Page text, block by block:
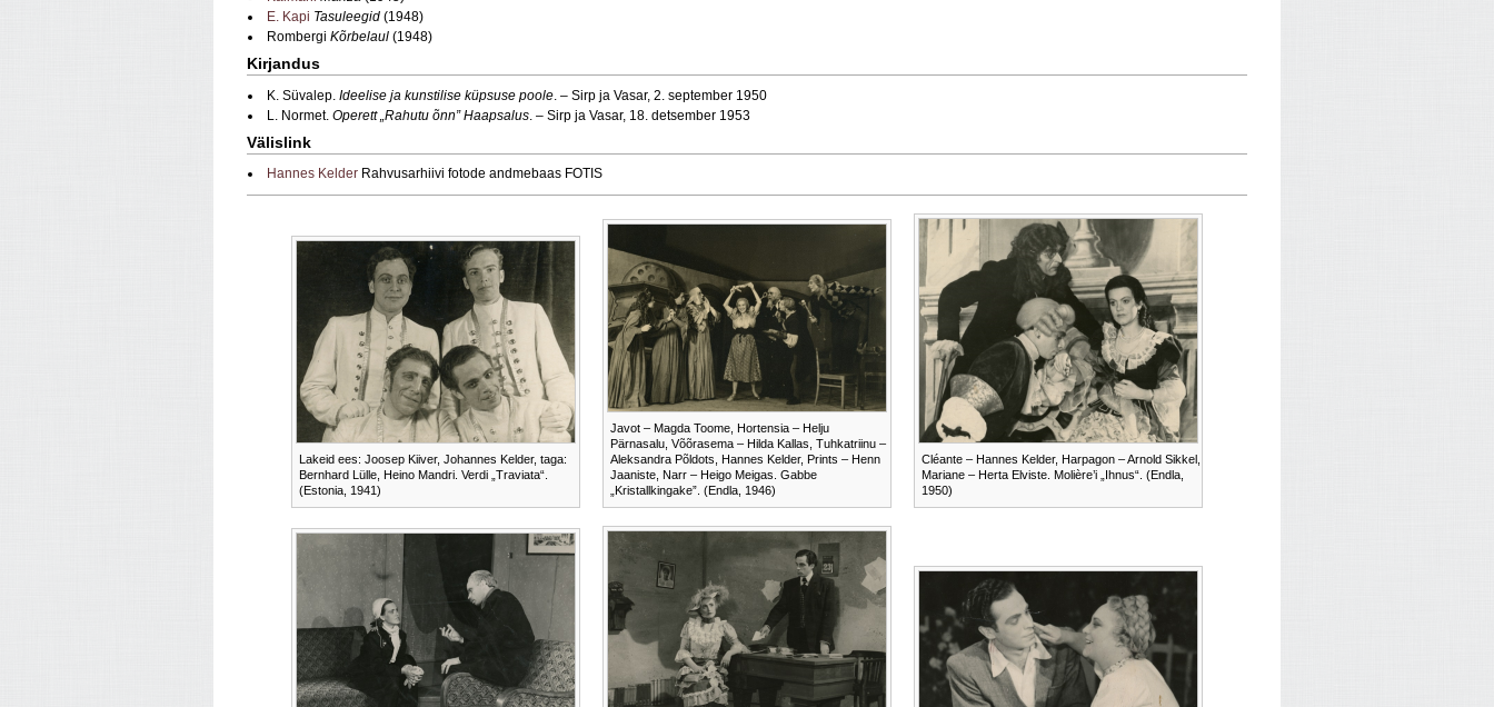
E. Kapi Tasuleegid (1948)
Rombergi Kõrbelaul (1948)
Kirjandus
K. Süvalep. Ideelise ja kunstilise küpsuse poole . – Sirp ja Vasar, 2. september 1950
L. Normet. Operett „Rahutu õnn” Haapsalus . – Sirp ja Vasar, 18. detsember 1953
Välislink
Hannes Kelder Rahvusarhiivi fotode andmebaas FOTIS
Lakeid ees: Joosep Kiiver, Johannes Kelder, taga:
Bernhard Lülle, Heino Mandri. Verdi „Traviata“.
(Estonia, 1941)
Javot – Magda Toome, Hortensia – Helju
Pärnasalu, Võõrasema – Hilda Kallas, Tuhkatriinu –
Aleksandra Põldots, Hannes Kelder, Prints – Henn
Jaaniste, Narr – Heigo Meigas. Gabbe
„Kristallkingake”. (Endla, 1946)
Cléante – Hannes Kelder, Harpagon – Arnold Sikkel,
Mariane – Herta Elviste. Molière’i „Ihnus“. (Endla,
1950)